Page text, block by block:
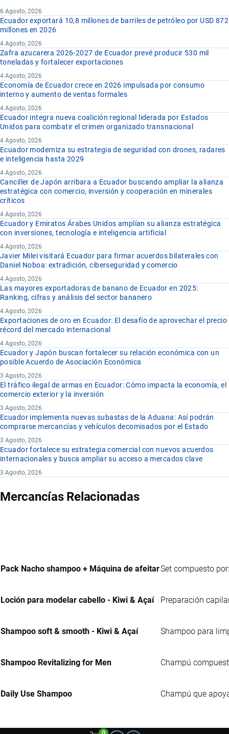
6 Agosto, 2026
Ecuador exportará 10,8 millones de barriles de petróleo por USD 872
millones en 2026
4 Agosto, 2026
Zafra azucarera 2026-2027 de Ecuador prevé producir 530 mil
toneladas y fortalecer exportaciones
4 Agosto, 2026
Economía de Ecuador crece en 2026 impulsada por consumo
interno y aumento de ventas formales
4 Agosto, 2026
Ecuador integra nueva coalición regional liderada por Estados
Unidos para combatir el crimen organizado transnacional
4 Agosto, 2026
Ecuador moderniza su estrategia de seguridad con drones, radares
e inteligencia hasta 2029
4 Agosto, 2026
Canciller de Japón arribara a Ecuador buscando ampliar la alianza
estratégica con comercio, inversión y cooperación en minerales
críticos
4 Agosto, 2026
Ecuador y Emiratos Árabes Unidos amplían su alianza estratégica
con inversiones, tecnología e inteligencia artificial
4 Agosto, 2026
Javier Milei visitará Ecuador para firmar acuerdos bilaterales con
Daniel Noboa: extradición, ciberseguridad y comercio
4 Agosto, 2026
Las mayores exportadoras de banano de Ecuador en 2025:
Ranking, cifras y análisis del sector bananero
4 Agosto, 2026
Exportaciones de oro en Ecuador: El desafío de aprovechar el precio
récord del mercado internacional
4 Agosto, 2026
Ecuador y Japón buscan fortalecer su relación económica con un
posible Acuerdo de Asociación Económica
3 Agosto, 2026
El tráfico ilegal de armas en Ecuador: Cómo impacta la economía, el
comercio exterior y la inversión
3 Agosto, 2026
Ecuador implementa nuevas subastas de la Aduana: Así podrán
comprarse mercancías y vehículos decomisados por el Estado
3 Agosto, 2026
Ecuador fortalece su estrategia comercial con nuevos acuerdos
internacionales y busca ampliar su acceso a mercados clave
3 Agosto, 2026
Mercancías Relacionadas
Pack Nacho shampoo + Máquina de afeitarSet compuesto por:
Loción para modelar cabello - Kiwi & Açaí Preparación
Shampoo soft & smooth - Kiwi & Açaí Shampoo para
Shampoo Revitalizing for Men Champú
Daily Use Shampoo Champú que